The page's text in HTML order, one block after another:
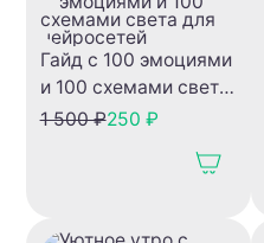
Гайд с 100 эмоциями
и 100 схемами света
для нейросетей
1 500 ₽250 ₽